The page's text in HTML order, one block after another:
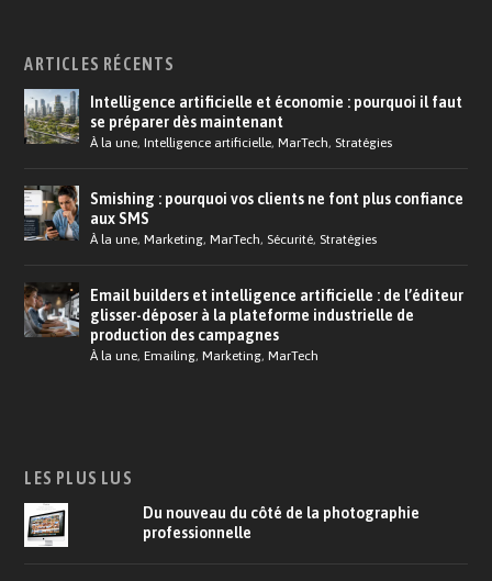
ARTICLES RÉCENTS
Intelligence artificielle et économie : pourquoi il faut
se préparer dès maintenant
À la une,Intelligence artificielle,MarTech, Stratégies
Smishing : pourquoi vos clients ne font plus confiance
aux SMS
À la une,Marketing,MarTech, Sécurité, Stratégies
Email builders et intelligence artificielle : de l’éditeur
glisser-déposer à la plateforme industrielle de
production des campagnes
À la une,Emailing,Marketing,MarTech
LES PLUS LUS
Du nouveau du côté de la photographie
professionnelle